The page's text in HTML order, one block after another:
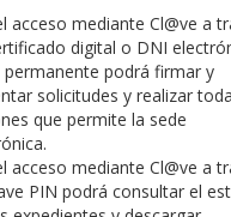
acceso mediante Cl@ve a
digital o DNI
permanente podrá firmar y
solicitudes y realizar
que permite la sede
acceso mediante Cl@ve a
PIN podrá consultar el